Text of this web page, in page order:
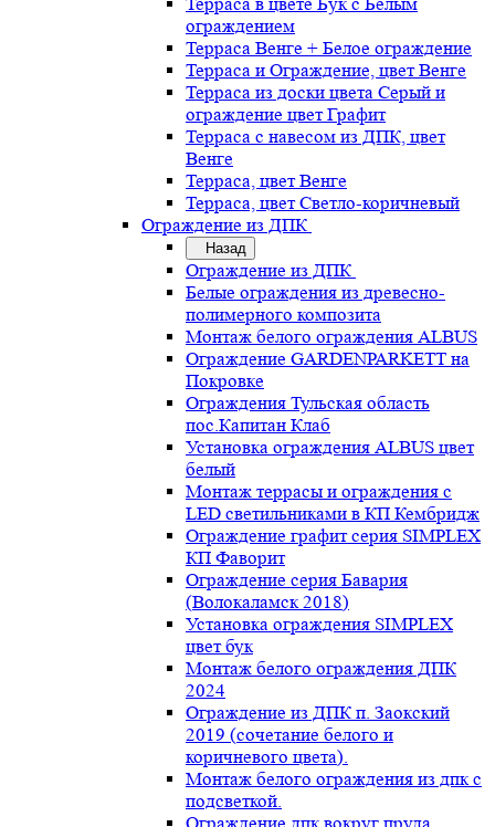
ограждением
Терраса Венге + Белое ограждение
Терраса и Ограждение, цвет Венге
Терраса из доски цвета Серый и
ограждение цвет Графит
Терраса с навесом из ДПК, цвет
Венге
Терраса, цвет Венге
Терраса, цвет Светло-коричневый
Ограждение из ДПК
Назад
Ограждение из ДПК
Белые ограждения из древесно-
полимерного композита
Монтаж белого ограждения ALBUS
Ограждение GARDENPARKETT на
Покровке
Ограждения Тульская область
пос.Капитан Клаб
Установка ограждения ALBUS цвет
белый
Монтаж террасы и ограждения с
LED светильниками в КП Кембридж
Ограждение графит серия SIMPLEX
КП Фаворит
Ограждение серия Бавария
(Волокаламск 2018)
Установка ограждения SIMPLEX
цвет бук
Монтаж белого ограждения ДПК
2024
Ограждение из ДПК п. Заокский
2019 (сочетание белого и
коричневого цвета).
Монтаж белого ограждения из дпк с
подсветкой.